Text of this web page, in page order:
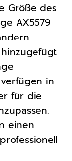
Größe des
AX5579
in
für die
einen